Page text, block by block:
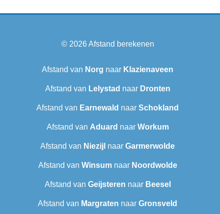
© 2026Afstand berekenen
Afstand van Norg naar Klazienaveen
Afstand van Lelystad naar Dronten
Afstand van Earnewald naar Schokland
Afstand van Aduard naar Workum
Afstand van Niezijl naar Garmerwolde
Afstand van Winsumnaar Noordwolde
Afstand van Geijsteren naar Beesel
Afstand van Margraten naar Gronsveld